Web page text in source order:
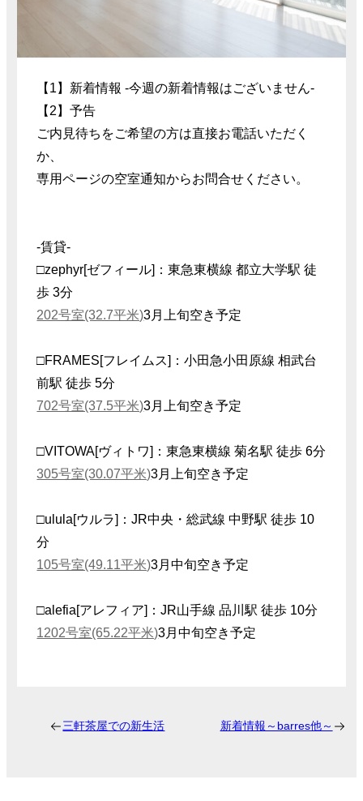
【1】新着情報 -今週の新着情報はございません-
【2】予告
ご内見待ちをご希望の方は直接お電話いただく
か、
専用ページの空室通知からお問合せください。
-賃貸-
□zephyr[ゼフィール]：東急東横線 都立大学駅 徒
歩 3分
202号室(32.7平米)3月上旬空き予定
□FRAMES[フレイムス]：小田急小田原線 相武台
前駅 徒歩 5分
702号室(37.5平米)3月上旬空き予定
□VITOWA[ヴィトワ]：東急東横線 菊名駅 徒歩 6分
305号室(30.07平米)3月上旬空き予定
□ulula[ウルラ]：JR中央・総武線 中野駅 徒歩 10
分
105号室(49.11平米)3月中旬空き予定
□alefia[アレフィア]：JR山手線 品川駅 徒歩 10分
1202号室(65.22平米)3月中旬空き予定
三軒茶屋での新生活 新着情報～barres他～